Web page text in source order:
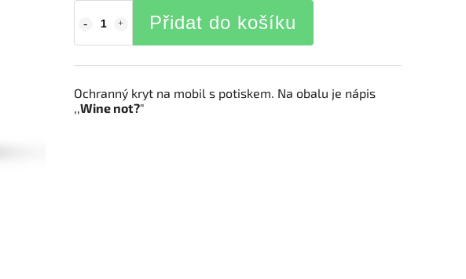
Přidat do košíku
Ochranný kryt na mobil s potiskem. Na obalu je nápis
,,Wine not?"